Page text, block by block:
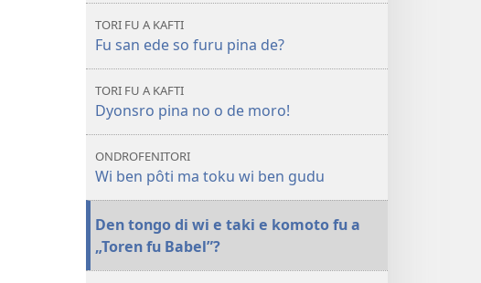
Fu
so
e
O
ten
TORI FU A KAFTI
Fu san ede so furu pina de?
TORI FU A KAFTI
Dyonsro pina no o de moro!
ONDROFENITORI
Wi ben pôti ma toku wi ben gudu
Den tongo di wi e taki e komoto fu a
„Toren fu Babel”?